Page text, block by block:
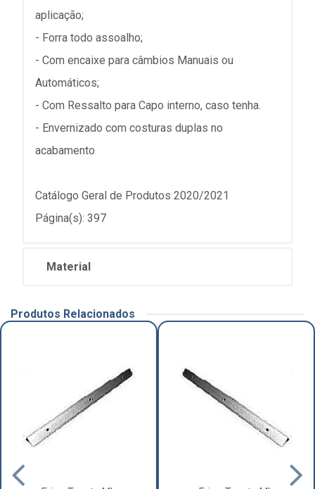
aplicação;
- Forra todo assoalho;
- Com encaixe para câmbios Manuais ou
Automáticos;
- Com Ressalto para Capo interno, caso tenha.
- Envernizado com costuras duplas no
acabamento
Catálogo Geral de Produtos 2020/2021
Página(s): 397
Material
Produtos Relacionados